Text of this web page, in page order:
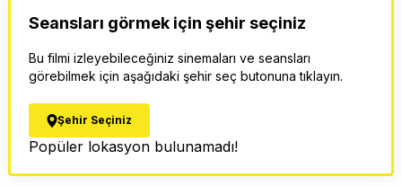
Seansları görmek için şehir seçiniz
Bu filmi izleyebileceğiniz sinemaları ve seansları
görebilmek için aşağıdaki şehir seç butonuna tıklayın.
Şehir Seçiniz
Popüler lokasyon bulunamadı!